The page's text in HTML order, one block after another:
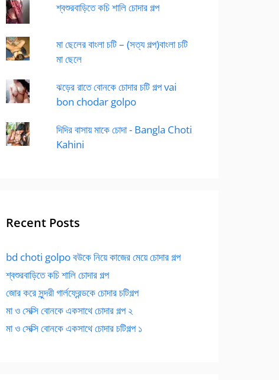
শ্বশুরবাড়িতে কচি শালি চোদার গল্প
মা ছেলের বাংলা চটি – (সত্য গল্প)বাংলা চটি
মা ছেলে
ঝড়ের রাতে বোনকে চোদার চটি গল্প vai
bon chodar golpo
দিদির বাসায় মাকে চোদা - Bangla Choti
Kahini
Recent Posts
bd choti golpo বউকে নিয়ে কাজের মেয়ে চোদার গল্প
শ্বশুরবাড়িতে কচি শালি চোদার গল্প
জোর করে সুন্দরী গার্লফ্রেন্ডকে চোদার চটিগল্প
মা ও সেক্সি বোনকে একসাথে চোদার গল্প ২
মা ও সেক্সি বোনকে একসাথে চোদার চটিগল্প ১